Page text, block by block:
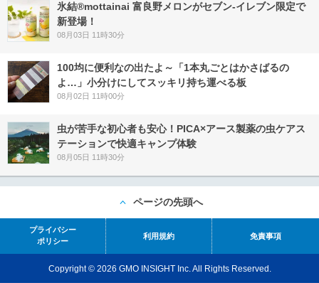
氷結®mottainai 富良野メロンがセブン‐イレブン限定で
新登場！
08月03日 11時30分
100均に便利なの出たよ～「1本丸ごとはかさばるの
よ…」小分けにしてスッキリ持ち運べる板
08月02日 11時00分
虫が苦手な初心者も安心！PICA×アース製薬の虫ケアス
テーションで快適キャンプ体験
08月05日 11時30分
ページの先頭へ
プライバシー
ポリシー
利用規約 免責事項
Copyright © 2026 GMO INSIGHT Inc. All Rights Reserved.